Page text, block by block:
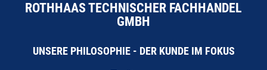
ROTHHAAS TECHNISCHER FACHHANDEL
GMBH
UNSERE PHILOSOPHIE - DER KUNDE IM FOKUS